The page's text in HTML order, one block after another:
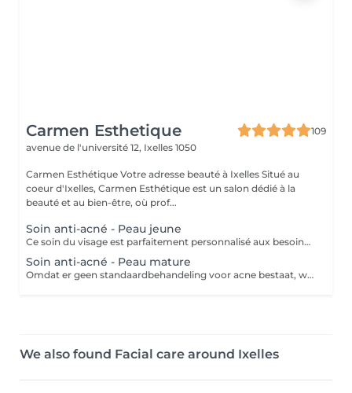
Carmen Esthetique
109
avenue de l'université 12, Ixelles 1050
Carmen Esthétique Votre adresse beauté à Ixelles Situé au
coeur d'Ixelles, Carmen Esthétique est un salon dédié à la
beauté et au bien-être, où prof...
Soin anti-acné - Peau jeune
Ce soin du visage est parfaitement personnalisé aux besoins de votre peau. Ce soin hydratant nettoie votre peau, atténue vos rides et illumine votre teint. Ce soin est particulièrement recommandé si vous souhaitez régénérer votre peau, lui donner un coup d'éclat et la nourrir en profondeur.
Soin anti-acné - Peau mature
Omdat er geen standaardbehandeling voor acne bestaat, wordt de behandeling altijd aangepast naar de behoeften van jouw huid met het doel de mee-eters en ontstekingen te verminderen. Deze behandeling bestaat uit: - Oppervlakkige reiniging - Dieptereiniging - Onzuiverheden verwijderen - Masker - Verzorgende crème
We also found Facial care around Ixelles